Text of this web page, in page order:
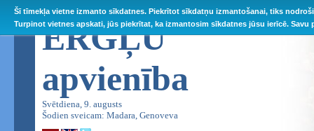
Šī tīmekļa vietne izmanto sīkdatnes. Piekrītot sīkdatņu izmantošanai, tiks
Turpinot vietnes apskati, jūs piekrītat, ka izmantosim sīkdatnes jūsu ierīcē.
ĒRGĻU
apvienība
Svētdiena, 9. augusts
Šodien sveicam: Madara, Genoveva